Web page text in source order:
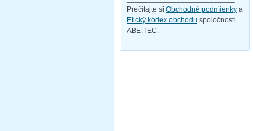
Prečítajte si Obchodné podmienky a
Etický kódex obchodu spoločnosti
ABE.TEC.